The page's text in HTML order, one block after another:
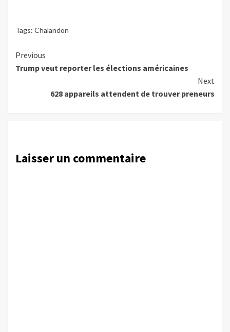
Tags: Chalandon
Continue
Reading
Previous
Trump veut reporter les élections américaines
Next
628 appareils attendent de trouver preneurs
Laisser un commentaire